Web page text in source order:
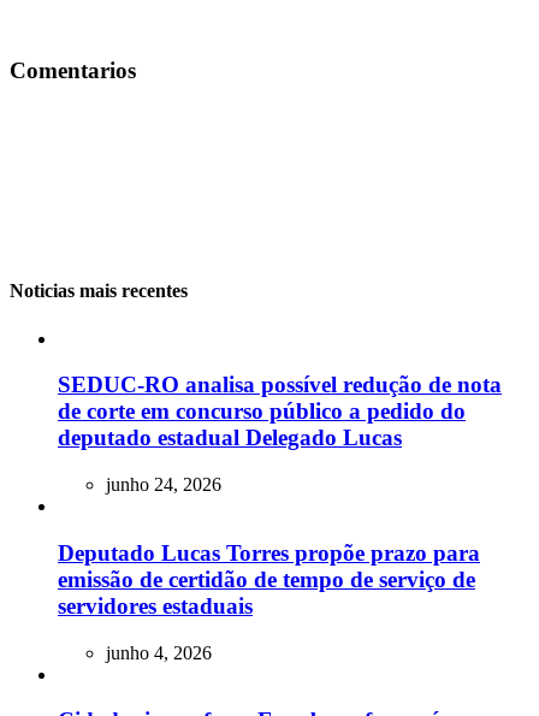
Comentarios
Noticias mais recentes
SEDUC-RO analisa possível redução de nota
de corte em concurso público a pedido do
deputado estadual Delegado Lucas
junho 24, 2026
Deputado Lucas Torres propõe prazo para
emissão de certidão de tempo de serviço de
servidores estaduais
junho 4, 2026